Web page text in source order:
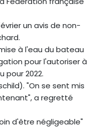
un avis de non-
à l'eau du bateau
pour l'autoriser à
pour 2022.
"On se sent mis
a regretté
d'être négligeable"